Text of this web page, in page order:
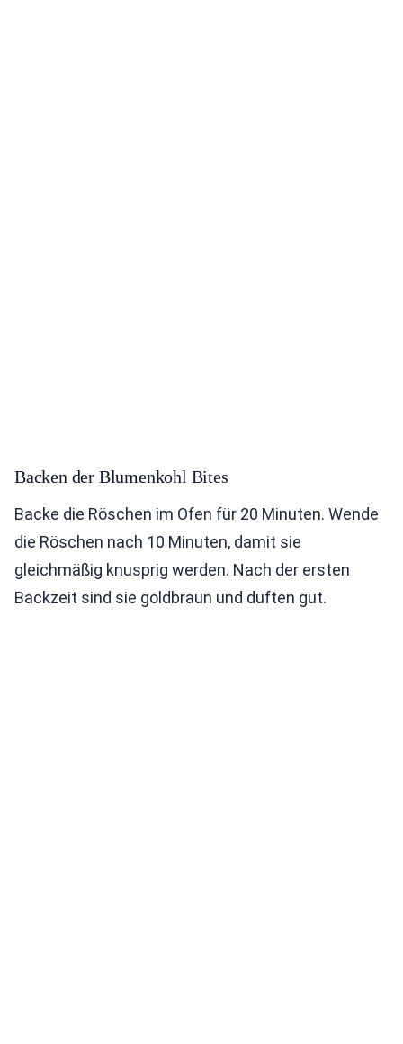
Backen der Blumenkohl Bites
Backe die Röschen im Ofen für 20 Minuten. Wende
die Röschen nach 10 Minuten, damit sie
gleichmäßig knusprig werden. Nach der ersten
Backzeit sind sie goldbraun und duften gut.